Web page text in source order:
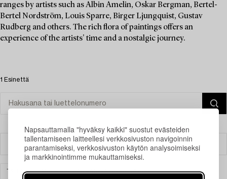
Napsauttamalla "hyväksy kaikki" suostut evästeiden
tallentamiseen laitteellesi verkkosivuston navigoinnin
parantamiseksi, verkkosivuston käytön analysoimiseksi
ja markkinointimme mukauttamiseksi.
ranges by artists such as Albin Amelin, Oskar Bergman, Bertel-
Bertel Nordström, Louis Sparre, Birger Ljungquist, Gustav
Rudberg and others. The rich flora of paintings offers an
experience of the artists' time and a nostalgic journey.
1 Esinettä
Suodatin
TAIDE MODERNI KANSAINVÄLINEN TAIDE